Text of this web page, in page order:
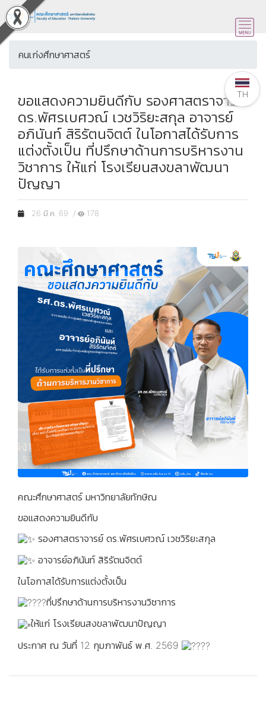
คนเก่งศึกษาศาสตร์
ขอแสดงความยินดีกับ รองศาสตราจารย์
ดร.พัศรเบศวณ์ เวชวิริยะสกุล อาจารย์
อภินันท์ สิริรัตนจิตต์ ในโอกาสได้รับการ
แต่งตั้งเป็น ที่ปรึกษาด้านการบริหารงาน
วิชาการ ให้แก่ โรงเรียนสงขลาพัฒนา
ปัญญา
26 มี.ค. 69 / 178
คณะศึกษาศาสตร์ มหาวิทยาลัยทักษิณ
ขอแสดงความยินดีกับ
รองศาสตราจารย์ ดร.พัศรเบศวณ์ เวชวิริยะสกุล
อาจารย์อภินันท์ สิริรัตนจิตต์
ในโอกาสได้รับการแต่งตั้งเป็น
ที่ปรึกษาด้านการบริหารงานวิชาการ
ให้แก่ โรงเรียนสงขลาพัฒนาปัญญา
ประกาศ ณ วันที่ 12 กุมภาพันธ์ พ.ศ. 2569
TH